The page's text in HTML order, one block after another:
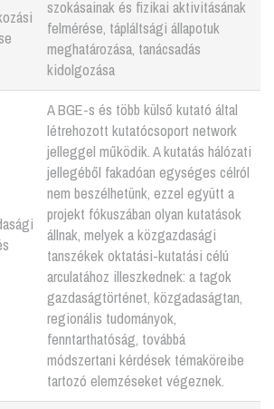
szokásainak és fizikai aktivitásának
felmérése, tápláltsági állapotuk
meghatározása, tanácsadás
kidolgozása
A BGE-s és több külső kutató által
létrehozott kutatócsoport network
jelleggel működik. A kutatás hálózati
jellegéből fakadóan egységes célról
nem beszélhetünk, ezzel együtt a
projekt fókuszában olyan kutatások
állnak, melyek a közgazdasági
tanszékek oktatási-kutatási célú
arculatához illeszkednek: a tagok
gazdaságtörténet, közgadaságtan,
regionális tudományok,
fenntarthatóság, továbbá
módszertani kérdések témaköreibe
tartozó elemzéseket végeznek.